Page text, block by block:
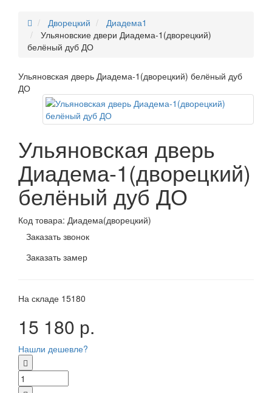
Дворецкий
Диадема1
Ульяновские двери Диадема-1(дворецкий)
белёный дуб ДО
Ульяновская дверь Диадема-1(дворецкий) белёный дуб
ДО
Ульяновская дверь
Диадема-1(дворецкий)
белёный дуб ДО
Код товара: Диадема(дворецкий)
Заказать звонок
Заказать замер
На складе 15180
15 180 р.
Нашли дешевле?